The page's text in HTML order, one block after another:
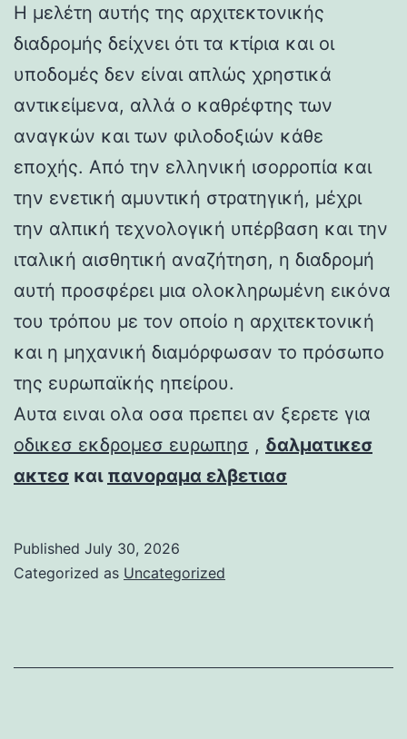
Η μελέτη αυτής της αρχιτεκτονικής
διαδρομής δείχνει ότι τα κτίρια και οι
υποδομές δεν είναι απλώς χρηστικά
αντικείμενα, αλλά ο καθρέφτης των
αναγκών και των φιλοδοξιών κάθε
εποχής. Από την ελληνική ισορροπία και
την ενετική αμυντική στρατηγική, μέχρι
την αλπική τεχνολογική υπέρβαση και την
ιταλική αισθητική αναζήτηση, η διαδρομή
αυτή προσφέρει μια ολοκληρωμένη εικόνα
του τρόπου με τον οποίο η αρχιτεκτονική
και η μηχανική διαμόρφωσαν το πρόσωπο
της ευρωπαϊκής ηπείρου.
Αυτα ειναι ολα οσα πρεπει αν ξερετε για
οδικεσ εκδρομεσ ευρωπησ , δαλματικεσ
ακτεσ και πανοραμα ελβετιασ
Published July 30, 2026
Categorized as Uncategorized